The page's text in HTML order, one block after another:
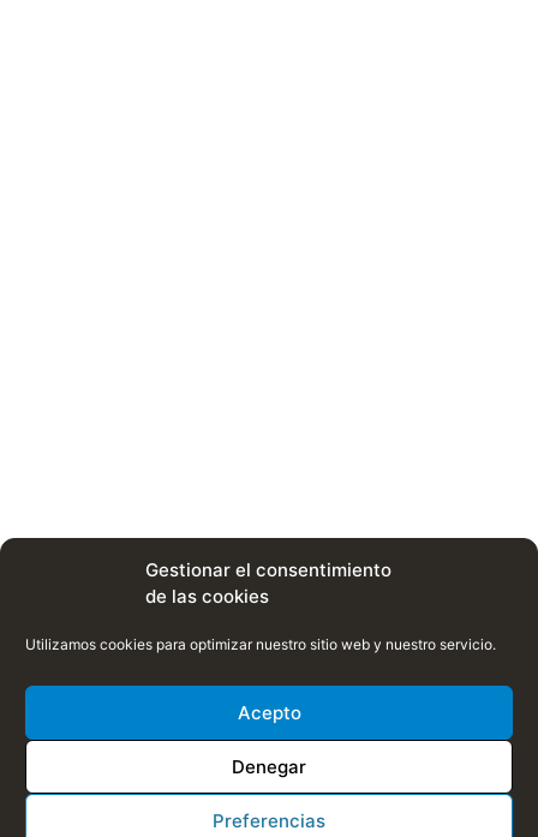
Gestionar el consentimiento
de las cookies
Utilizamos cookies para optimizar nuestro sitio web y nuestro servicio.
Acepto
Denegar
Preferencias